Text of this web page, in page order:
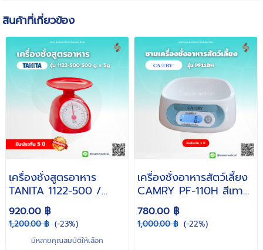
สินค้าที่เกี่ยวข้อง
เครื่องชั่งสูตรอาหาร
TANITA 1122-500 /
1000 / 2000 สยามเมด
ดิคอล
920.00 ฿
1,200.00 ฿ (-23%)
มีหลายคุณสมบัติให้เลือก
เครื่องชั่งอาหารสัตว์เลี้ยง
CAMRY PF-110H สีเทา
เครื่องชั่งดิจิตอล อาหาร
หมา อาหารแมว อาหาร
สัตว์เลี้ยง
780.00 ฿
1,000.00 ฿ (-22%)